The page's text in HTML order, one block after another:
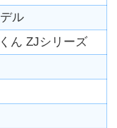
ル
ん ZJシリーズ